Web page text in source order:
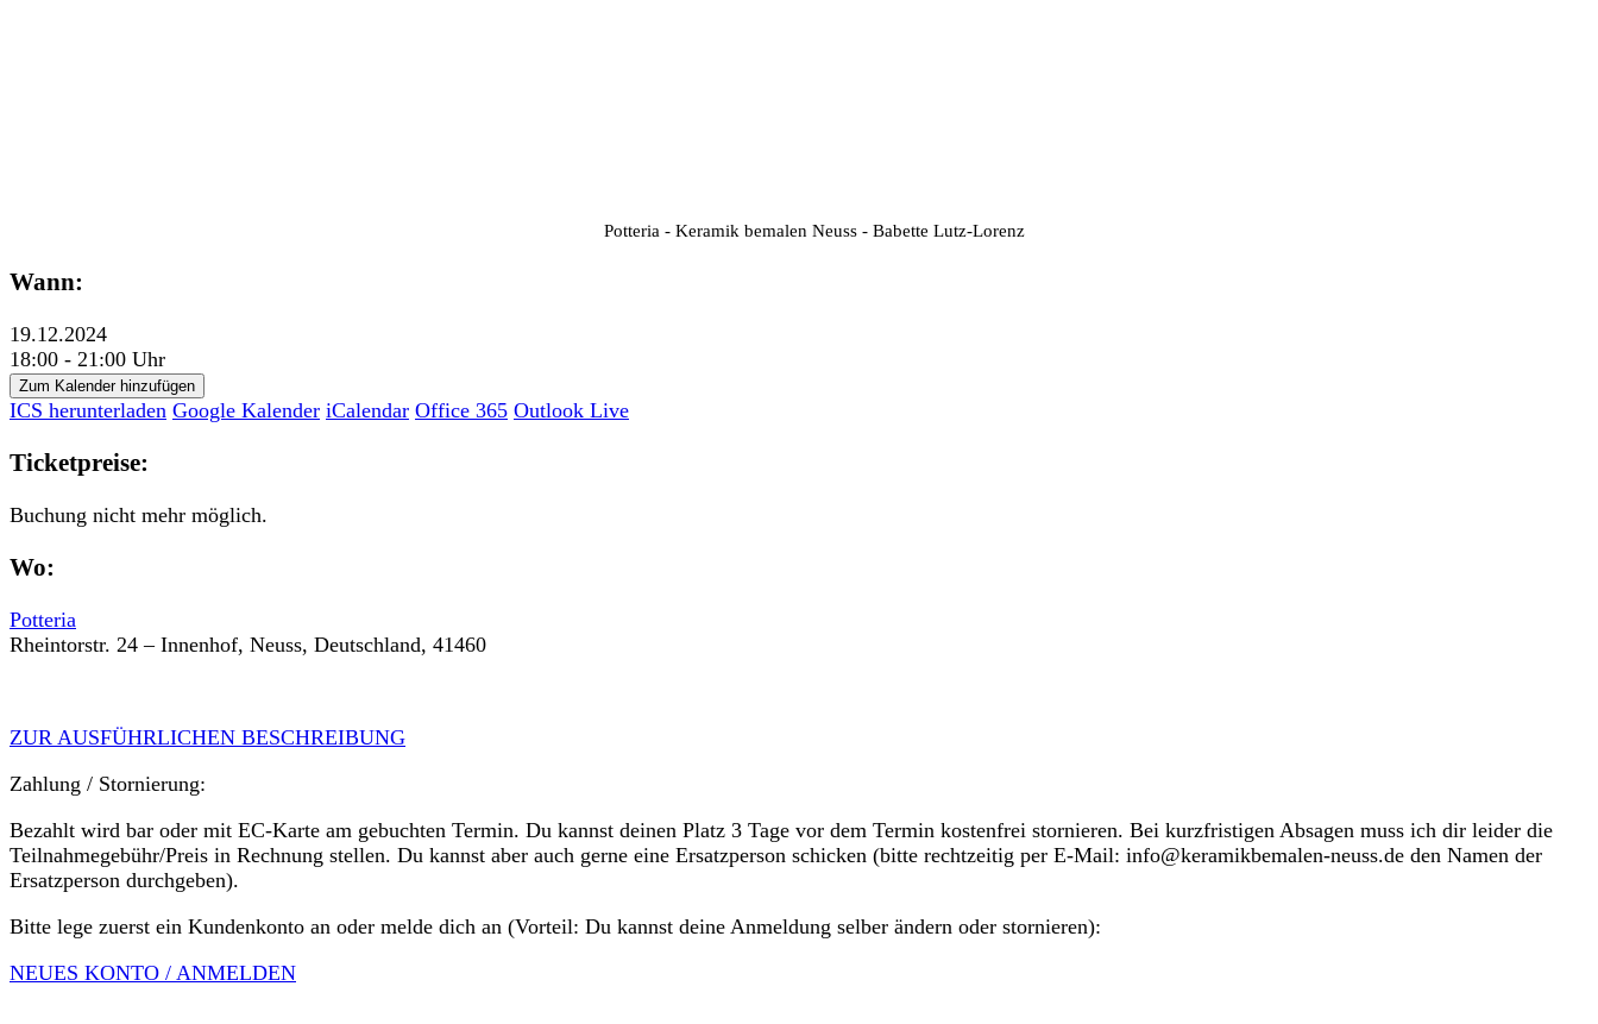
Potteria - Keramik bemalen Neuss - Babette Lutz-Lorenz
Wann:
19.12.2024
18:00 - 21:00 Uhr
Zum Kalender hinzufügen
ICS herunterladen Google Kalender iCalendar Office 365 Outlook Live
Ticketpreise:
Buchung nicht mehr möglich.
Wo:
Potteria
Rheintorstr. 24 – Innenhof, Neuss, Deutschland, 41460
ZUR AUSFÜHRLICHEN BESCHREIBUNG
Zahlung / Stornierung:
Bezahlt wird bar oder mit EC-Karte am gebuchten Termin. Du kannst deinen Platz 3 Tage vor dem Termin kostenfrei stornieren. Bei kurzfristigen Absagen muss ich dir leider die
Teilnahmegebühr/Preis in Rechnung stellen. Du kannst aber auch gerne eine Ersatzperson schicken (bitte rechtzeitig per E-Mail: info@keramikbemalen-neuss.de den Namen der
Ersatzperson durchgeben).
Bitte lege zuerst ein Kundenkonto an oder melde dich an (Vorteil: Du kannst deine Anmeldung selber ändern oder stornieren):
NEUES KONTO / ANMELDEN